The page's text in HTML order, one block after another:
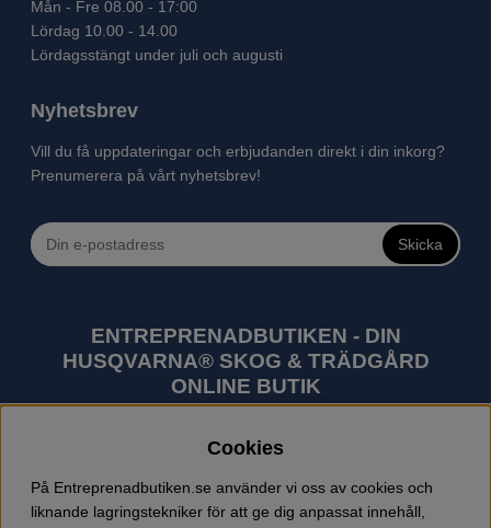
Mån - Fre 08.00 - 17:00
Lördag 10.00 - 14.00
Lördagsstängt under juli och augusti
Nyhetsbrev
Vill du få uppdateringar och erbjudanden direkt i din inkorg?
Prenumerera på vårt nyhetsbrev!
Skicka
ENTREPRENADBUTIKEN - DIN
HUSQVARNA® SKOG & TRÄDGÅRD
ONLINE BUTIK
utomhusprodukter som skogsmaskiner och
trädgårdsmaskiner. I sortimentet finns bl.a. robotgräsklippare,
motorsågar, röjsågar, trimmers, riders, åkgräsklippare,
Cookies
På Entreprenadbutiken.se använder vi oss av cookies och
liknande lagringstekniker för att ge dig anpassat innehåll,